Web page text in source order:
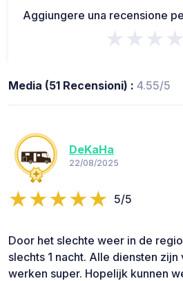
Aggiungere una recensione
Media (51 Recensioni) : 4.55/5
DeKaHa
22/08/2025
5/5
Door het slechte weer in de
slechts 1 nacht. Alle diensten zijn
werken super. Hopelijk kunnen